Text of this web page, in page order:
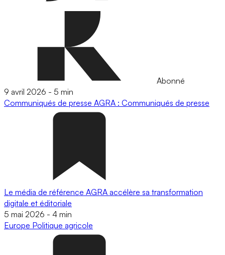
Abonné
9 avril 2026 - 5 min
Communiqués de presse AGRA : Communiqués de presse
Le média de référence AGRA accélère sa transformation
digitale et éditoriale
5 mai 2026 - 4 min
Europe Politique agricole